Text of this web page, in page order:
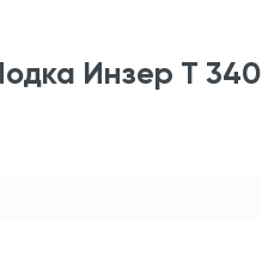
Инзер Т 340